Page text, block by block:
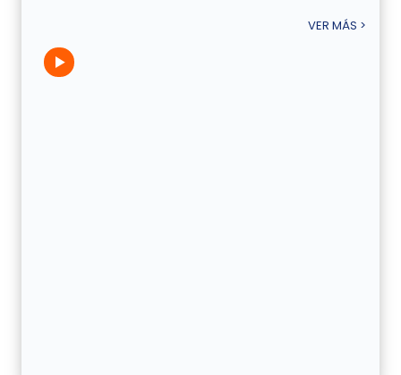
VER MÁS >